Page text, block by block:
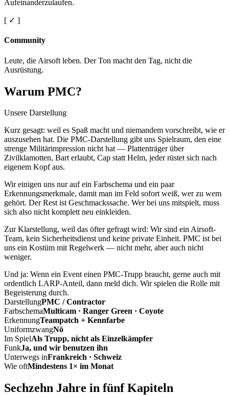
Aufeinanderzulaufen.
[ ✓ ]
Community
Leute, die Airsoft leben. Der Ton macht den Tag, nicht die
Ausrüstung.
Warum PMC?
Unsere Darstellung
Kurz gesagt: weil es Spaß macht und niemandem vorschreibt, wie er
auszusehen hat. Die PMC-Darstellung gibt uns Spielraum, den eine
strenge Militärimpression nicht hat — Plattenträger über
Zivilklamotten, Bart erlaubt, Cap statt Helm, jeder rüstet sich nach
eigenem Kopf aus.
Wir einigen uns nur auf ein Farbschema und ein paar
Erkennungsmerkmale, damit man im Feld sofort weiß, wer zu wem
gehört. Der Rest ist Geschmackssache. Wer bei uns mitspielt, muss
sich also nicht komplett neu einkleiden.
Zur Klarstellung, weil das öfter gefragt wird: Wir sind ein Airsoft-
Team, kein Sicherheitsdienst und keine private Einheit. PMC ist bei
uns ein Kostüm mit Regelwerk — nicht mehr, aber auch nicht
weniger.
Und ja: Wenn ein Event einen PMC-Trupp braucht, gerne auch mit
ordentlich LARP-Anteil, dann meld dich. Wir spielen die Rolle mit
Begeisterung durch.
DarstellungPMC / Contractor
FarbschemaMulticam · Ranger Green · Coyote
ErkennungTeampatch + Kennfarbe
UniformzwangNö
Im SpielAls Trupp, nicht als Einzelkämpfer
FunkJa, und wir benutzen ihn
Unterwegs inFrankreich · Schweiz
Wie oftMindestens 1× im Monat
Sechzehn Jahre in fünf Kapiteln